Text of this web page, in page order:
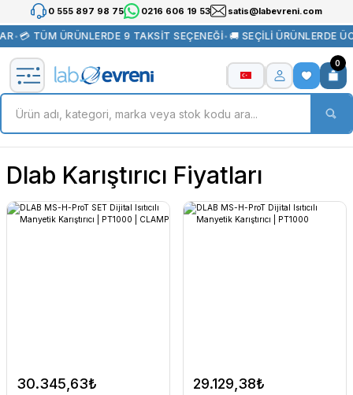
0 555 897 98 75 0216 606 19 53 satis@labevreni.com
•💳 TÜM ÜRÜNLERDE 9 TAKSİT SEÇENEĞİ•🚚 SEÇİLİ ÜRÜNLERDE
0
Dlab Karıştırıcı Fiyatları
30.345,63₺ 29.129,38₺